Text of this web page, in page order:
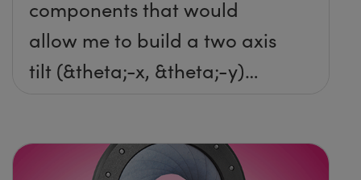
components that would
allow me to build a two axis
tilt (&theta;-x, &theta;-y)
surface?